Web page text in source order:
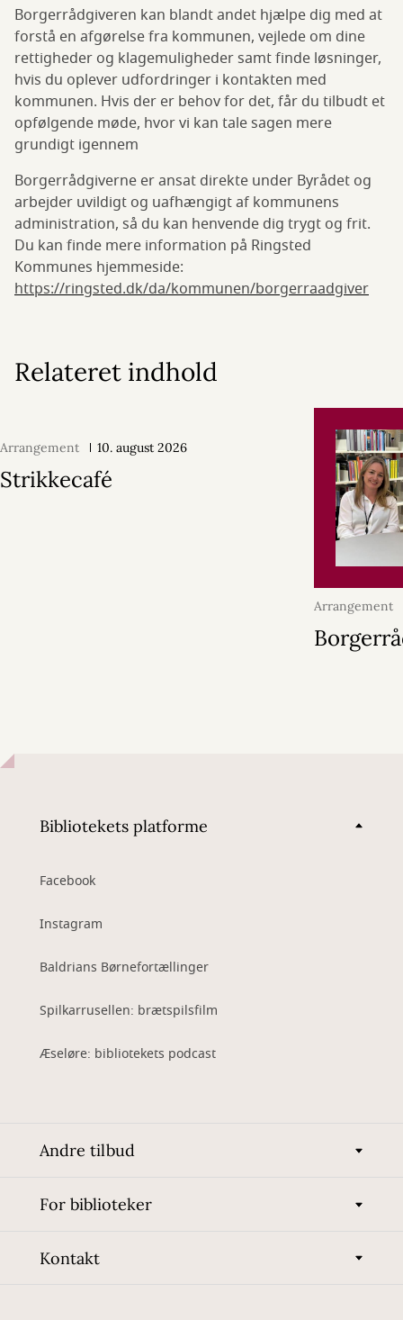
Borgerrådgiveren kan blandt andet hjælpe dig med at
forstå en afgørelse fra kommunen, vejlede om dine
rettigheder og klagemuligheder samt finde løsninger,
hvis du oplever udfordringer i kontakten med
kommunen. Hvis der er behov for det, får du tilbudt et
opfølgende møde, hvor vi kan tale sagen mere
grundigt igennem
Borgerrådgiverne er ansat direkte under Byrådet og
arbejder uvildigt og uafhængigt af kommunens
administration, så du kan henvende dig trygt og frit.
Du kan finde mere information på Ringsted
Kommunes hjemmeside:
https://ringsted.dk/da/kommunen/borgerraadgiver
Relateret indhold
Arrangement 10. august 2026
Strikkecafé
Arrangement
2026
Bibliotekets platforme
Facebook
Instagram
Baldrians Børnefortællinger
Spilkarrusellen: brætspilsfilm
Æseløre: bibliotekets podcast
Andre tilbud
For biblioteker
Kontakt